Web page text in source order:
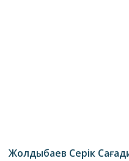
Жолдыбаев Серік